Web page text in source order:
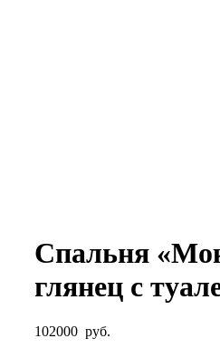
Спальня
глянец с
102000 руб.